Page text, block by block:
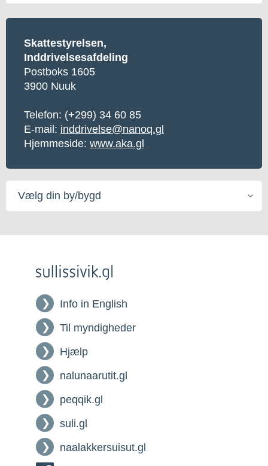
Skattestyrelsen,
Inddrivelsesafdeling
Postboks 1605
3900 Nuuk
Telefon: (+299) 34 60 85
E-mail: inddrivelse@nanoq.gl
Hjemmeside: www.aka.gl
Vælg
din
by/bygd
Info in English
Til myndigheder
Hjælp
nalunaarutit.gl
peqqik.gl
suli.gl
naalakkersuisut.gl